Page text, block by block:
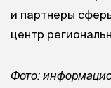
и партнеры
центр
Фото: